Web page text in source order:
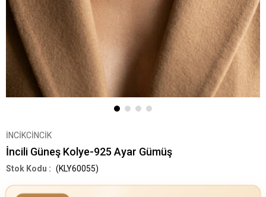
İNCİKCİNCİK
İncili Güneş Kolye-925 Ayar Gümüş
(KLY60055)